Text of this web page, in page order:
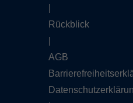
Rückblick
AGB